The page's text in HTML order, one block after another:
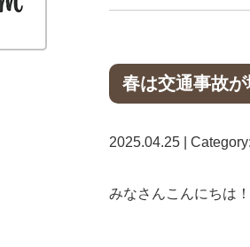
春は交通事故が
2025.04.25 | Category:
みなさんこんにちは